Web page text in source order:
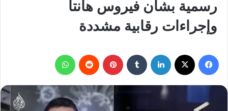
رسمية بشأن فيروس هانتا
وإجراءات رقابية مشددة
فيسبوك لينكدإن بينتيريست